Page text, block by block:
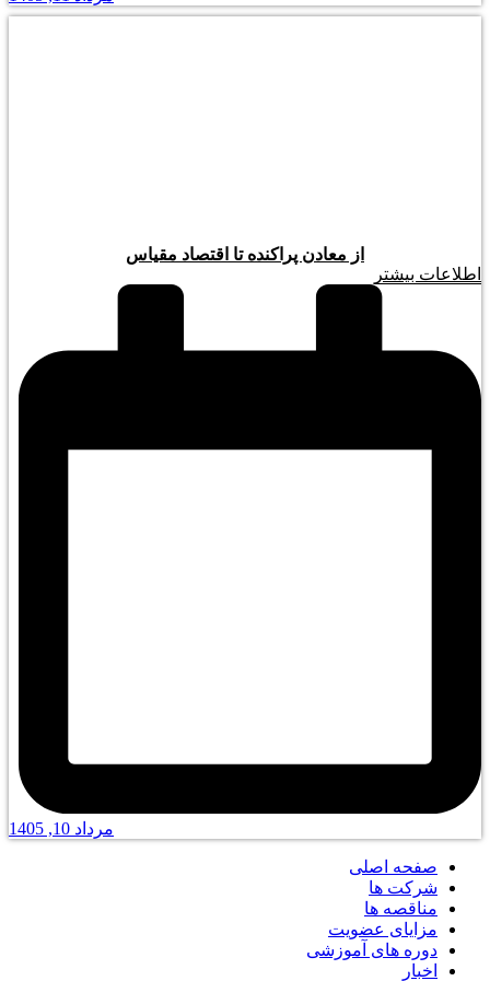
از معادن پراکنده تا اقتصاد مقیاس
اطلاعات بیشتر
مرداد 10, 1405
صفحه اصلی
شرکت ها
مناقصه ها
مزایای عضویت
دوره های آموزشی
اخبار